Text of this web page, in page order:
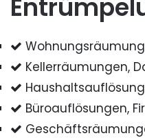
Kellerräumungen,
Büroauflösungen,